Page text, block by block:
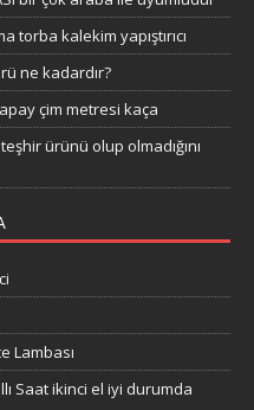
torba kalekim yapıştırıcı
ne kadardır?
çim metresi kaça
ürünü olup olmadığını
Lambası
Saat ikinci el iyi durumda